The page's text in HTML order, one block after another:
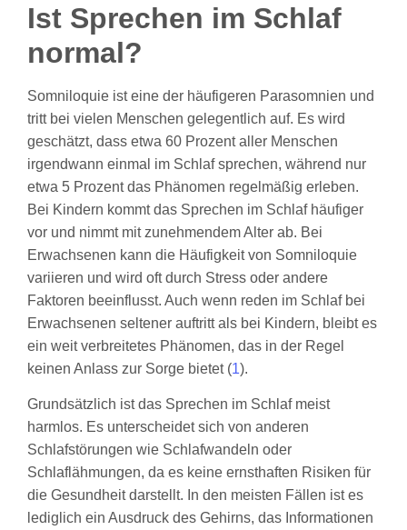
Ist Sprechen im Schlaf
normal?
Somniloquie ist eine der häufigeren Parasomnien und
tritt bei vielen Menschen gelegentlich auf. Es wird
geschätzt, dass etwa 60 Prozent aller Menschen
irgendwann einmal im Schlaf sprechen, während nur
etwa 5 Prozent das Phänomen regelmäßig erleben.
Bei Kindern kommt das Sprechen im Schlaf häufiger
vor und nimmt mit zunehmendem Alter ab. Bei
Erwachsenen kann die Häufigkeit von Somniloquie
variieren und wird oft durch Stress oder andere
Faktoren beeinflusst. Auch wenn reden im Schlaf bei
Erwachsenen seltener auftritt als bei Kindern, bleibt es
ein weit verbreitetes Phänomen, das in der Regel
keinen Anlass zur Sorge bietet (1).
Grundsätzlich ist das Sprechen im Schlaf meist
harmlos. Es unterscheidet sich von anderen
Schlafstörungen wie Schlafwandeln oder
Schlaflähmungen, da es keine ernsthaften Risiken für
die Gesundheit darstellt. In den meisten Fällen ist es
lediglich ein Ausdruck des Gehirns, das Informationen